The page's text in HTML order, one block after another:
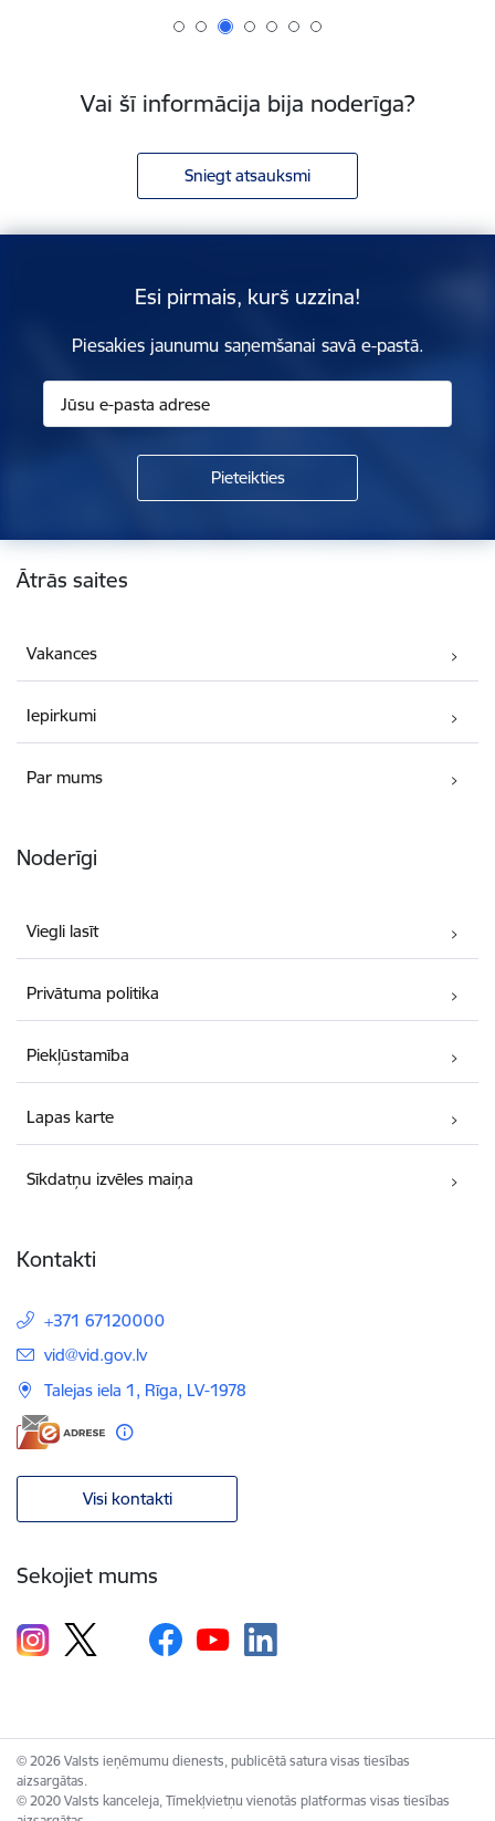
Vai šī informācija bija noderīga?
Sniegt atsauksmi
Esi pirmais, kurš uzzina!
Piesakies jaunumu saņemšanai savā e-pastā.
Kājene
Ātrās saites
Vakances
Iepirkumi
Par mums
Noderīgi
Viegli lasīt
Privātuma politika
Piekļūstamība
Lapas karte
Sīkdatņu izvēles maiņa
Kontakti
+371 67120000
E-pasts:
vid@vid.gov.lv
Talejas iela 1, Rīga, LV-1978
Visi kontakti
Sekojiet mums
© 2026 Valsts ieņēmumu dienests, publicētā satura visas tiesības
aizsargātas.
© 2020 Valsts kanceleja, Tīmekļvietņu vienotās platformas visas tiesības